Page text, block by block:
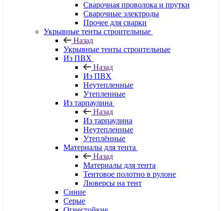
Сварочная проволока и прутки
Сварочные электроды
Прочее для сварки
Укрывные тенты строительные
Назад
Укрывные тенты строительные
Из ПВХ
Назад
Из ПВХ
Неутепленные
Утепленные
Из тарпаулина
Назад
Из тарпаулина
Неутепленные
Утеплённые
Материалы для тента
Назад
Материалы для тента
Тентовое полотно в рулоне
Люверсы на тент
Синие
Серые